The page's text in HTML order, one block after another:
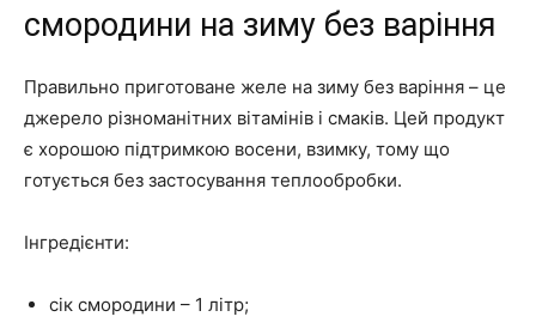
смородини на зиму без варіння
Правильно приготоване желе на зиму без варіння – це
джерело різноманітних вітамінів і смаків. Цей продукт
є хорошою підтримкою восени, взимку, тому що
готується без застосування теплообробки.
Інгредієнти:
сік смородини – 1 літр;